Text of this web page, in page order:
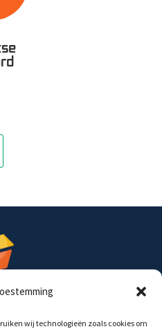
wij technologieën zoals cookies om
investeert in de